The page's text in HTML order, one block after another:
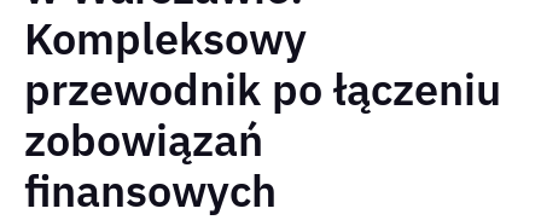
Kompleksowy
przewodnik po łączeniu
zobowiązań
finansowych